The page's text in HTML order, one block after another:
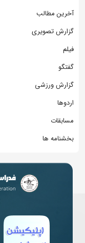
آخرین مطالب
گزارش تصویری
فیلم
گفتگو
گزارش ورزشی
اردوها
مسابقات
بخشنامه ها